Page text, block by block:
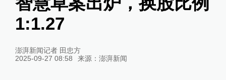
1:1.27
澎湃新闻记者 田忠方
2025-09-27 08:58
来源： 澎湃新闻